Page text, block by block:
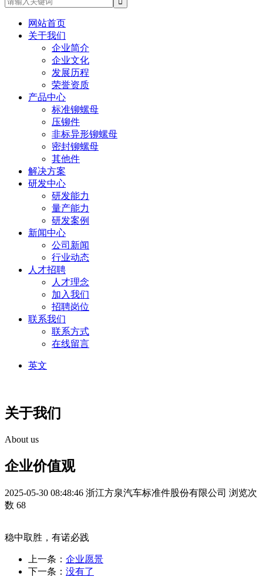
网站首页
关于我们
企业简介
企业文化
发展历程
荣誉资质
产品中心
标准铆螺母
压铆件
非标异形铆螺母
密封铆螺母
其他件
解决方案
研发中心
研发能力
量产能力
研发案例
新闻中心
公司新闻
行业动态
人才招聘
人才理念
加入我们
招聘岗位
联系我们
联系方式
在线留言
英文
关于我们
About us
企业价值观
2025-05-30 08:48:46 浙江方泉汽车标准件股份有限公司 浏览次
数 68
稳中取胜，有诺必践
上一条： 企业愿景
下一条： 没有了